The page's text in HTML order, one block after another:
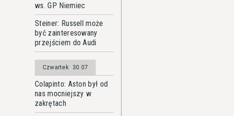
ws. GP Niemiec
Steiner: Russell może
być zainteresowany
przejściem do Audi
Czwartek 30.07
Colapinto: Aston był od
nas mocniejszy w
zakrętach